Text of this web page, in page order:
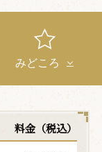
みどころ
料金（税込）